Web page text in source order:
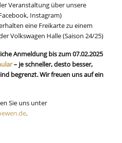
Veranstaltung über unsere
Instagram)
eine Freikarte zu einem
Volkswagen Halle (Saison 24/25)
Anmeldung bis zum 07.02.2025
– je schneller, desto besser,
begrenzt. Wir freuen uns auf ein
Sie uns unter
.